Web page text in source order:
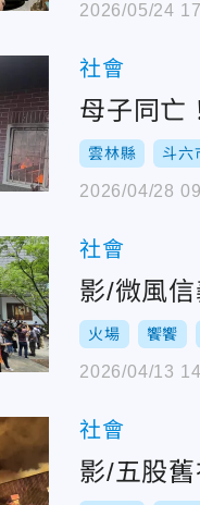
2026/05/24
社會
母子同亡
雲林縣 斗六
2026/04/28
社會
影/微風
火場 饗饗
2026/04/13
社會
影/五股